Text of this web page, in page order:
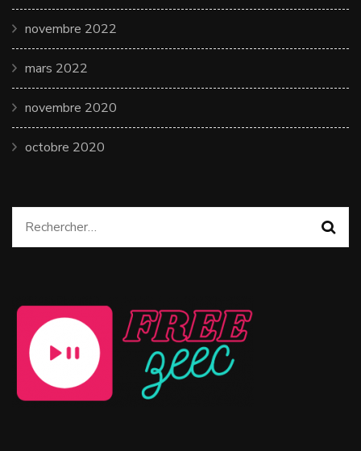
novembre 2022
mars 2022
novembre 2020
octobre 2020
Rechercher :